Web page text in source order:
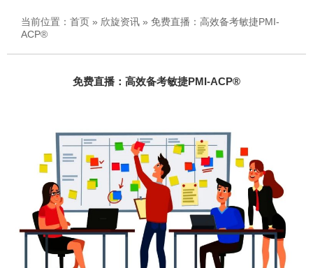
当前位置： 首页 » 欣旋资讯 » 免费直播：高效备考敏捷PMI-
ACP®
免费直播：高效备考敏捷PMI-ACP®